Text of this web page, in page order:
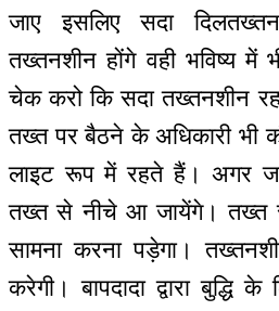
जाए इसलिए सदा
तख्तनशीन होंगे वही भविष्य में
चेक करो कि सदा तख्तनशीन
तख्त पर बैठने के अधिकारी भी
लाइट रूप में रहते हैं। अगर
तख्त से नीचे आ जायेंगे। तख्त
सामना करना पड़ेगा।
करेगी। बापदादा द्वारा बुद्धि